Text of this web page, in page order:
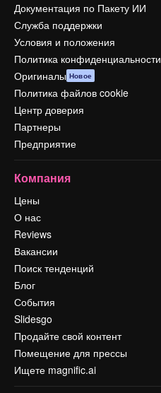
Документация по Пакету ИИ
Служба поддержки
Условия и положения
Политика конфиденциальности
Оригиналы Новое
Политика файлов cookie
Центр доверия
Партнеры
Предприятие
Компания
Цены
О нас
Reviews
Вакансии
Поиск тенденций
Блог
События
Slidesgo
Продайте свой контент
Помещение для прессы
Ищете magnific.ai